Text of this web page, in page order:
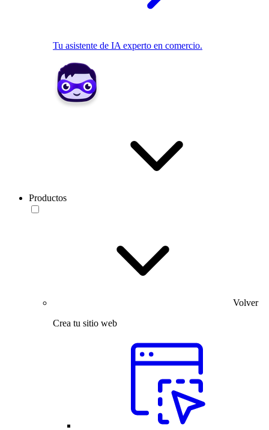
Tu asistente de IA experto en comercio.
Productos
Volver
Crea tu sitio web